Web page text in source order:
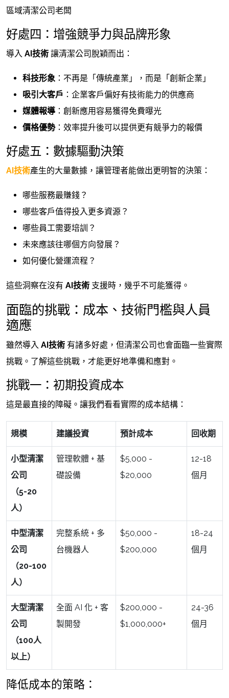
區域清潔公司老闆
好處四：增強競爭力與品牌形象
導入 AI技術 讓清潔公司脫穎而出：
科技形象 ：不再是「傳統產業」，而是「創新企業」
吸引大客戶 ：企業客戶偏好有技術能力的供應商
媒體報導：創新應用容易獲得免費曝光
價格優勢：效率提升後可以提供更有競爭力的報價
好處五：數據驅動決策
AI技術產生的大量數據，讓管理者能做出更明智的決策：
哪些服務最賺錢？
哪些客戶值得投入更多資源？
哪些員工需要培訓？
未來應該往哪個方向發展？
如何優化營運流程？
這些洞察在沒有 AI技術 支援時，幾乎不可能獲得。
面臨的挑戰：成本、技術門檻與人員
適應
雖然導入 AI技術 有諸多好處，但清潔公司也會面臨一些實際
挑戰。了解這些挑戰，才能更好地準備和應對。
挑戰一：初期投資成本
這是最直接的障礙。讓我們看看實際的成本結構：
規模 建議投資 預計成本 回收期
小型清潔
公司
（5-20
人）
管理軟體 + 基
礎設備
$5,000 -
$20,000
12-18
個月
中型清潔
公司
（20-100
人）
完整系統 + 多
台機器人
$50,000 -
$200,000
18-24
個月
大型清潔
公司
（100人
以上）
全面 AI 化 + 客
製開發
$200,000 -
$1,000,000+
24-36
個月
降低成本的策略：